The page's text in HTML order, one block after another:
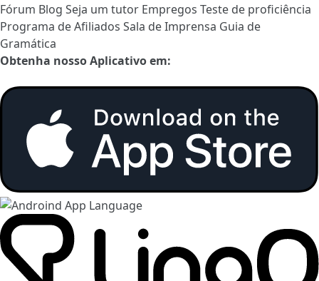
Fórum Blog Seja um tutor Empregos Teste de proficiência
Programa de Afiliados Sala de Imprensa Guia de
Gramática
Obtenha nosso Aplicativo em: